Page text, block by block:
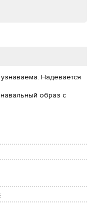
Надевается
образ с